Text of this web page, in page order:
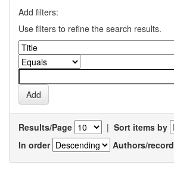
Add filters:
Use filters to refine the search results.
Results/Page | Sort items by
In order
Authors/record